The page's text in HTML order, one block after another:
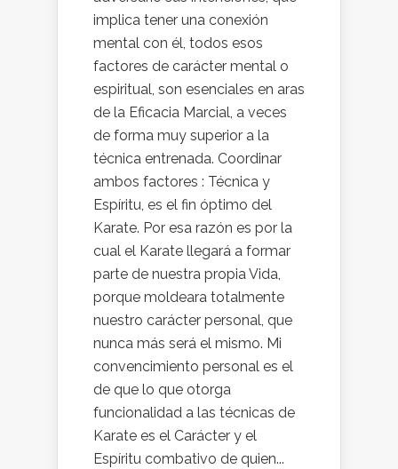
implica tener una conexión
mental con él, todos esos
factores de carácter mental o
espiritual, son esenciales en aras
de la Eficacia Marcial, a veces
de forma muy superior a la
técnica entrenada. Coordinar
ambos factores : Técnica y
Espíritu, es el fin óptimo del
Karate. Por esa razón es por la
cual el Karate llegará a formar
parte de nuestra propia Vida,
porque moldeara totalmente
nuestro carácter personal, que
nunca más será el mismo. Mi
convencimiento personal es el
de que lo que otorga
funcionalidad a las técnicas de
Karate es el Carácter y el
Espíritu combativo de quien...